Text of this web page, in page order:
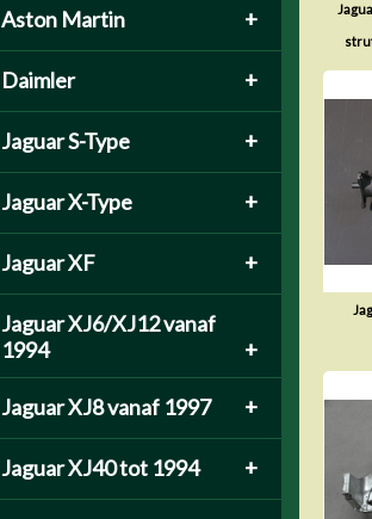
Aston Martin +
Daimler +
Jaguar S-Type +
Jaguar X-Type +
Jaguar XF +
Jaguar XJ6/XJ12 vanaf
1994
+
Jaguar XJ8 vanaf 1997 +
Jaguar XJ40 tot 1994 +